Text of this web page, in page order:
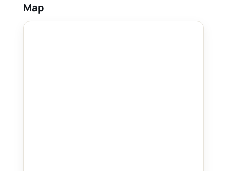
Map